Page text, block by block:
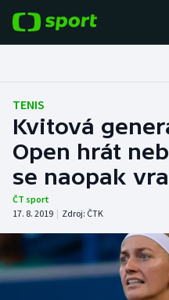
Fotbal
Hokej
Tenis
Atletika
Cyklistika
TENIS
Kvitová
Open hrát
se naopak
ČT sport
17. 8. 2019 | Zdroj: ČTK